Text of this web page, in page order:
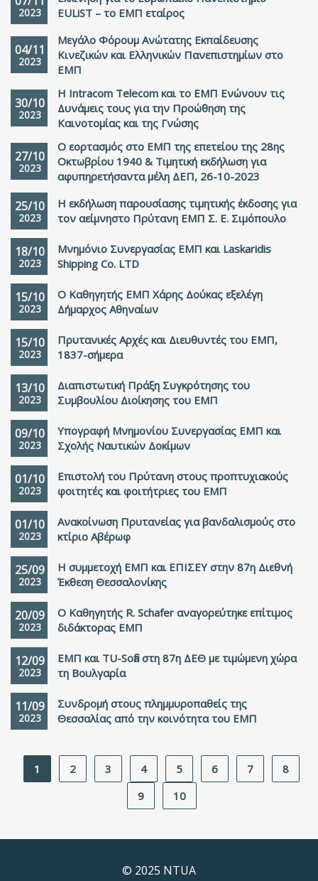
2023
EULiST – το ΕΜΠ εταίρος
04/11
2023
Μεγάλο Φόρουμ Ανώτατης Εκπαίδευσης
Κινεζικών και Ελληνικών Πανεπιστημίων στο
ΕΜΠ
30/10
2023
Η Intracom Telecom και το EMΠ Ενώνουν τις
Δυνάμεις τους για την Προώθηση της
Καινοτομίας και της Γνώσης
27/10
2023
Ο εορτασμός στο ΕΜΠ της επετείου της 28ης
Οκτωβρίου 1940 & Τιμητική εκδήλωση για
αφυπηρετήσαντα μέλη ΔΕΠ, 26-10-2023
25/10
2023
H εκδήλωση παρουσίασης τιμητικής έκδοσης για
τον αείμνηστο Πρύτανη ΕΜΠ Σ. Ε. Σιμόπουλο
18/10
2023
Μνημόνιο Συνεργασίας ΕΜΠ και Laskaridis
Shipping Co. LTD
15/10
2023
Ο Καθηγητής ΕΜΠ Χάρης Δούκας εξελέγη
Δήμαρχος Αθηναίων
15/10
2023
Πρυτανικές Αρχές και Διευθυντές του ΕΜΠ,
1837-σήμερα
13/10
2023
Διαπιστωτική Πράξη Συγκρότησης του
Συμβουλίου Διοίκησης του ΕΜΠ
09/10
2023
Υπογραφή Μνημονίου Συνεργασίας ΕΜΠ και
Σχολής Ναυτικών Δοκίμων
01/10
2023
Επιστολή του Πρύτανη στους προπτυχιακούς
φοιτητές και φοιτήτριες του ΕΜΠ
01/10
2023
Ανακοίνωση Πρυτανείας για βανδαλισμούς στο
κτίριο Αβέρωφ
25/09
2023
Η συμμετοχή ΕΜΠ και ΕΠΙΣΕΥ στην 87η Διεθνή
Έκθεση Θεσσαλονίκης
20/09
2023
O Καθηγητής R. Schafer αναγορεύτηκε επίτιμος
διδάκτορας ΕΜΠ
12/09
2023
ΕΜΠ και TU-Sofia στη 87η ΔΕΘ με τιμώμενη χώρα
τη Βουλγαρία
11/09
2023
Συνδρομή στους πλημμυροπαθείς της
Θεσσαλίας από την κοινότητα του ΕΜΠ
1 2 3 4 5 6 7
8
9
10
© 2025 NTUA